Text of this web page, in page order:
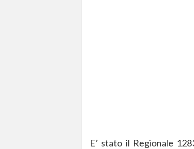
E’ stato il Regionale